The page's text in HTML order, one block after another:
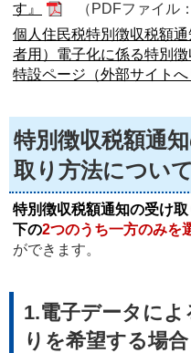
す』
（PDFファイル：
個人住民税特別徴収税額
者用）電子化に係る特別
特設ページ（外部サイトへ
特別徴収税額通
取り方法について
特別徴収税額通知の受け
下の2つのうち一方のみを
ができます。
1.電子データによ
りを希望する場合